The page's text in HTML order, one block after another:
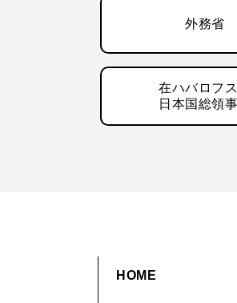
外務省
在ハバロフ
日本国総領
HOME